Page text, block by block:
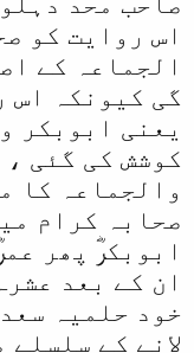
اس روایت کو
الجماعہ کے
گی کیونکہ اس
یعنی ابوبکر
کوشش کی گئی
والجماعہ کا
صحابہ کرام
ابوبکرؓ پھر
ان کے بعد
خود حلمیہ
لانے کے